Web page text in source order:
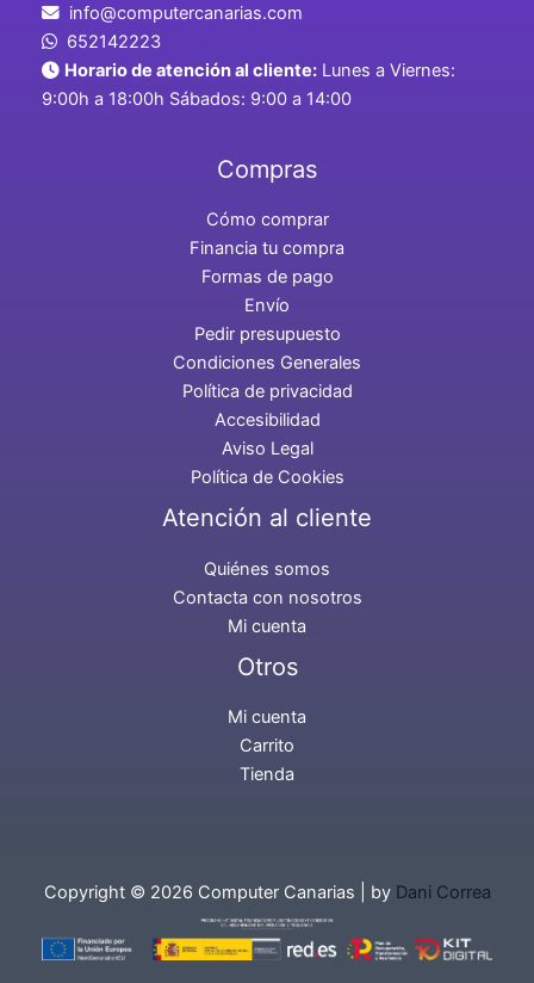
info@computercanarias.com
652142223
Horario de atención al cliente: Lunes a Viernes:
9:00h a 18:00h Sábados: 9:00 a 14:00
Compras
Cómo comprar
Financia tu compra
Formas de pago
Envío
Pedir presupuesto
Condiciones Generales
Política de privacidad
Accesibilidad
Aviso Legal
Política de Cookies
Atención al cliente
Quiénes somos
Contacta con nosotros
Mi cuenta
Otros
Mi cuenta
Carrito
Tienda
Copyright © 2026 Computer Canarias | by Dani Correa